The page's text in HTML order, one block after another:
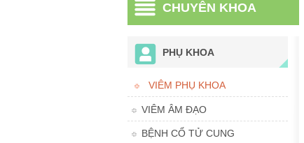
CHUYÊN KHOA
PHỤ KHOA
VIÊM PHỤ KHOA
VIÊM ÂM ĐẠO
BỆNH CỔ TỬ CUNG